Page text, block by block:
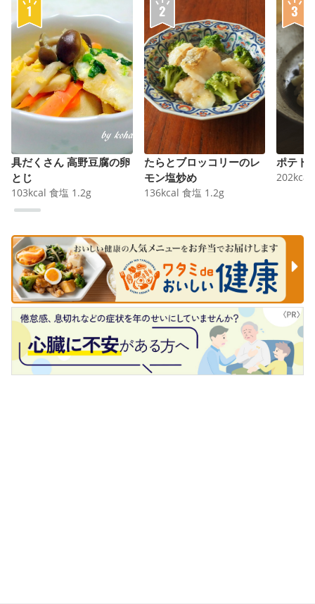
具だくさん 高野豆腐の卵
とじ
103kcal 食塩 1.2g
たらとブロッコリーのレ
モン塩炒め
136kcal 食塩 1.2g
ポテト
202kcal